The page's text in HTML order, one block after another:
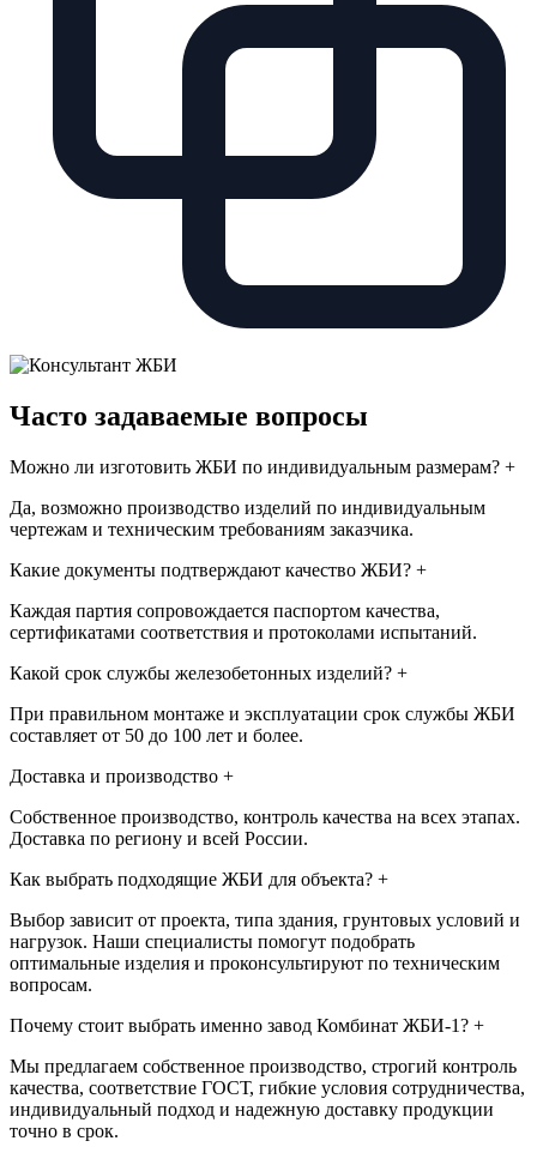
Часто задаваемые вопросы
Можно ли изготовить ЖБИ по индивидуальным размерам? +
Да, возможно производство изделий по индивидуальным
чертежам и техническим требованиям заказчика.
Какие документы подтверждают качество ЖБИ? +
Каждая партия сопровождается паспортом качества,
сертификатами соответствия и протоколами испытаний.
Какой срок службы железобетонных изделий? +
При правильном монтаже и эксплуатации срок службы ЖБИ
составляет от 50 до 100 лет и более.
Доставка и производство +
Собственное производство, контроль качества на всех этапах.
Доставка по региону и всей России.
Как выбрать подходящие ЖБИ для объекта? +
Выбор зависит от проекта, типа здания, грунтовых условий и
нагрузок. Наши специалисты помогут подобрать
оптимальные изделия и проконсультируют по техническим
вопросам.
Почему стоит выбрать именно завод Комбинат ЖБИ-1? +
Мы предлагаем собственное производство, строгий контроль
качества, соответствие ГОСТ, гибкие условия сотрудничества,
индивидуальный подход и надежную доставку продукции
точно в срок.